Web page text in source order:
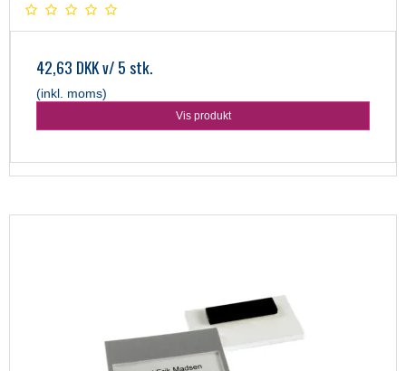
42,63 DKKv/ 5 stk.
(inkl. moms)
Vis produkt